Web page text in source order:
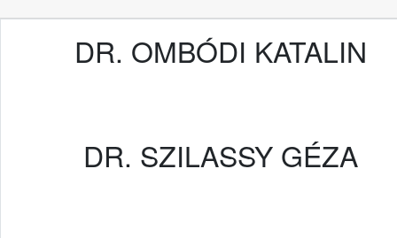
DR. OMBÓDI KATALIN
DR. SZILASSY GÉZA